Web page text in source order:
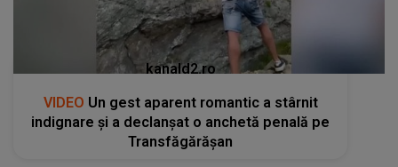
kanald2.ro
VIDEO Un gest aparent romantic a stârnit
indignare și a declanșat o anchetă penală pe
Transfăgărășan